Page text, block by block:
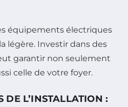
équipements électriques
légère. Investir dans des
garantir non seulement
celle de votre foyer.
DE L’INSTALLATION :